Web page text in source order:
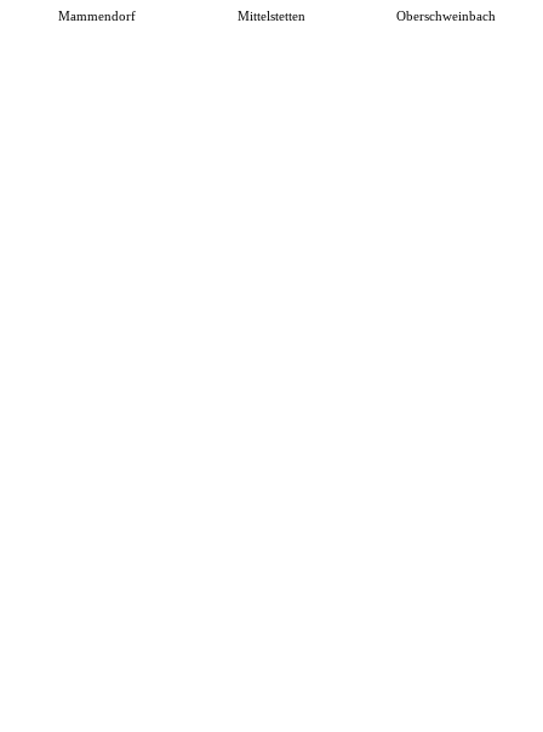
Mammendorf Mittelstetten Oberschweinbach